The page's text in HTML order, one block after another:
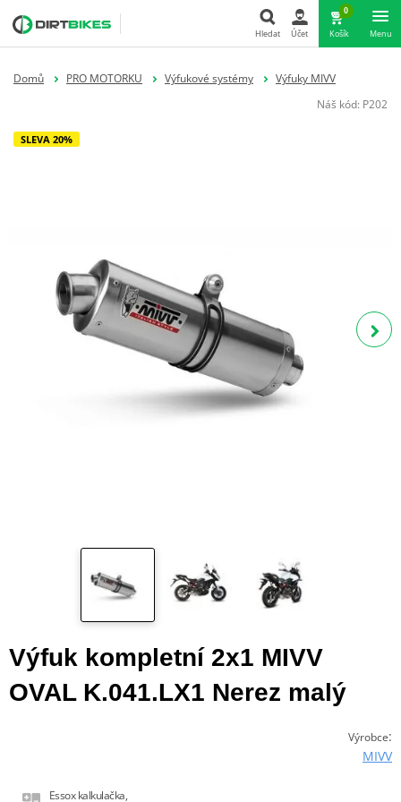
Hledat
Hledat Účet
0
Košík Menu
Domů PRO MOTORKU Výfukové systémy
Výfuky MIVV
Náš kód: P202
SLEVA 20%
Výfuk kompletní 2x1 MIVV
OVAL K.041.LX1 Nerez malý
Výrobce:
MIVV
Essox kalkulačka,